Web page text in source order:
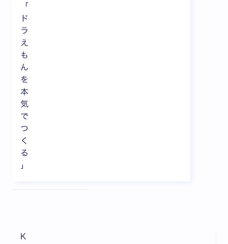
「
ド
ラ
え
も
ん
を
本
気
で
つ
く
る
」
K